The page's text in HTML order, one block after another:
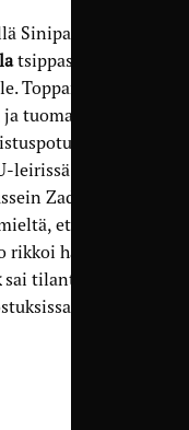
Sinipaitojen
tsippasi pallon
Toppari
tuomari katsoi
ja
leirissä
Zada itse
että
häntä.
sai tilanteesta